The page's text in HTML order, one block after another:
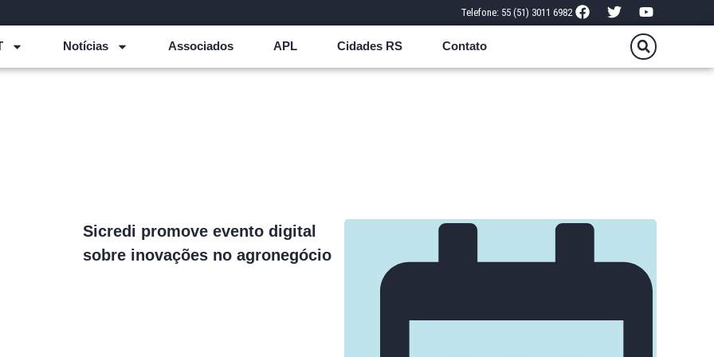
Telefone: 55 (51) 3011 6982
Notícias Associados APL Cidades RS Contato
Sicredi promove evento digital
sobre inovações no agronegócio